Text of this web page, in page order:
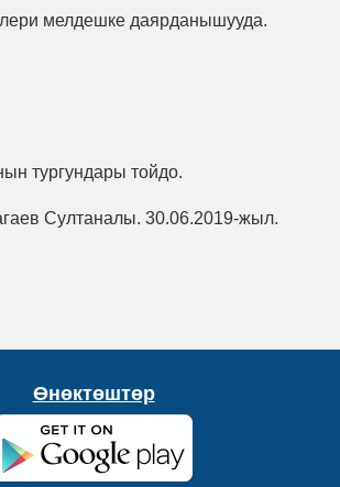
мелдешке даярданышууда.
тургундары тойдо.
Султаналы. 30.06.2019-жыл.
Өнөктөштөр